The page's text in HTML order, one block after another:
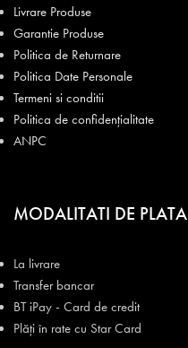
Livrare Produse
Garantie Produse
Politica de Returnare
Politica Date Personale
Termeni si conditii
Politica de confidențialitate
ANPC
MODALITATI DE PLATA
La livrare
Transfer bancar
BT iPay - Card de credit
Plăți în rate cu Star Card